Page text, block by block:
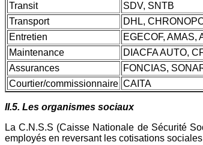
Transit
SDV, SNTB
Transport
DHL,
Entretien
EGECOF, AMAS,
Maintenance
DIACFA AUTO,
Assurances
FONCIAS,
Courtier/commissionnaire CAITA
II.5. Les organismes sociaux
La C.N.S.S (Caisse Nationale de Sécurité
employés en reversant les cotisations